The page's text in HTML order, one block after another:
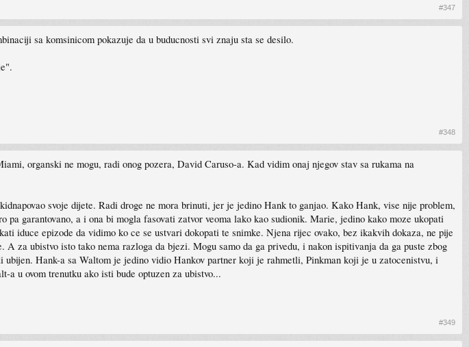
#347
sa komsinicom pokazuje da u buducnosti svi znaju sta se desilo.
#348
organski ne mogu, radi onog pozera, David Caruso-a. Kad vidim onaj njegov stav sa rukama na
svoje dijete. Radi droge ne mora brinuti, jer je jedino Hank to ganjao. Kako Hank, vise nije problem,
garantovano, a i ona bi mogla fasovati zatvor veoma lako kao sudionik. Marie, jedino kako moze ukopati
iduce epizode da vidimo ko ce se ustvari dokopati te snimke. Njena rijec ovako, bez ikakvih dokaza, ne pije
za ubistvo isto tako nema razloga da bjezi. Mogu samo da ga privedu, i nakon ispitivanja da ga puste zbog
Hank-a sa Waltom je jedino vidio Hankov partner koji je rahmetli, Pinkman koji je u zatocenistvu, i
u ovom trenutku ako isti bude optuzen za ubistvo...
#349